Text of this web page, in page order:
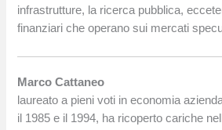
infrastrutture, la ricerca pubblica,
finanziari che operano sui mercati
Marco Cattaneo
laureato a pieni voti in economia
il 1985 e il 1994, ha ricoperto cariche